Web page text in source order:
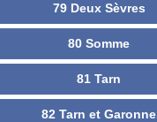
79 Deux Sèvres
80 Somme
81 Tarn
82 Tarn et Garonne